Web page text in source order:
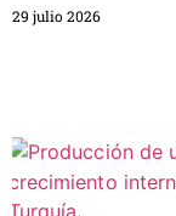
29 julio 2026